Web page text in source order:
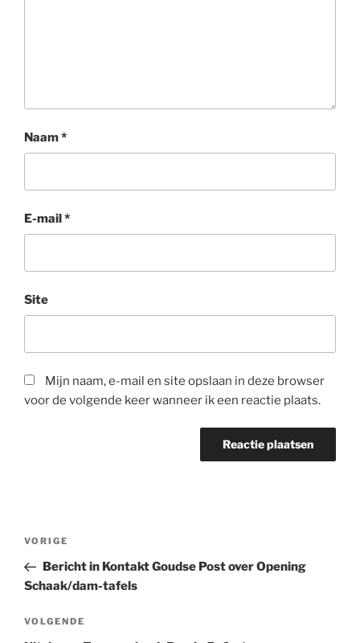
Naam*
E-mail*
Site
Mijn naam, e-mail en site opslaan in deze browser
voor de volgende keer wanneer ik een reactie plaats.
Bericht
Vorig
bericht
VORIGE
Bericht in Kontakt Goudse Post over Opening
Schaak/dam-tafels
Volgend
VOLGENDE